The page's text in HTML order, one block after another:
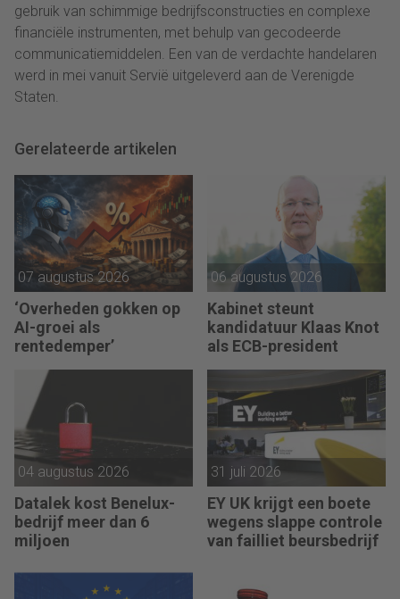
gebruik van schimmige bedrijfsconstructies en complexe
financiële instrumenten, met behulp van gecodeerde
communicatiemiddelen. Een van de verdachte handelaren
werd in mei vanuit Servië uitgeleverd aan de Verenigde
Staten.
Gerelateerde artikelen
07 augustus 2026
‘Overheden gokken op
AI-groei als
rentedemper’
06 augustus 2026
Kabinet steunt
kandidatuur Klaas Knot
als ECB-president
04 augustus 2026
Datalek kost Benelux-
bedrijf meer dan 6
miljoen
31 juli 2026
EY UK krijgt een boete
wegens slappe controle
van failliet beursbedrijf